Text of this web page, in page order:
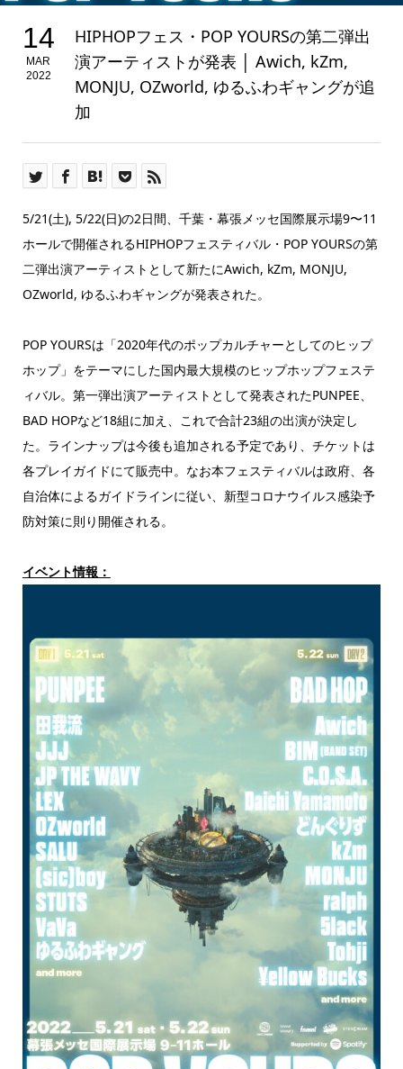
14
MAR
2022
HIPHOPフェス・POP YOURSの第二弾出
演アーティストが発表 │ Awich, kZm,
MONJU, OZworld, ゆるふわギャングが追
加
5/21(土), 5/22(日)の2日間、千葉・ 幕張メッセ国際展示場9〜11
ホールで開催されるHIPHOPフェスティバル・POP YOURSの第
二弾出演アーティストとして新たにAwich, kZm, MONJU,
OZworld, ゆるふわギャングが発表された。
POP YOURSは「2020年代のポップカルチャーとしてのヒップ
ホップ」 をテーマにした国内最大規模のヒップホップフェステ
ィバル。第一弾出演アーティストとして発表されたPUNPEE、
BAD HOPなど18組に加え、これで合計23組の出演が決定し
た。 ラインナップは今後も追加される予定であり、チケットは
各プレイガイドにて販売中。 なお本フェスティバルは政府、 各
自治体によるガイドラインに従い、 新型コロナウイルス感染予
防対策に則り開催される。
イベント情報：